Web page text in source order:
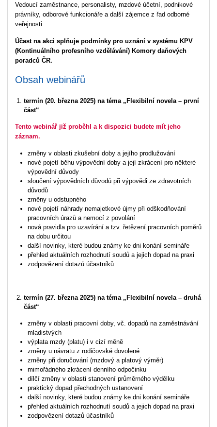
Vedoucí zaměstnance, personalisty, mzdové účetní, podnikové
právníky, odborové funkcionáře a další zájemce z řad odborné
veřejnosti.
Účast na akci splňuje podmínky pro uznání v systému KPV
(Kontinuálního profesního vzdělávání) Komory daňových
poradců ČR.
Obsah webinářů
termín (20. března 2025) na téma „Flexibilní novela – první
část“
Tento webinář již proběhl a k dispozici budete mít jeho
záznam.
změny v oblasti zkušební doby a jejího prodlužování
nové pojetí běhu výpovědní doby a její zkrácení pro některé
výpovědní důvody
sloučení výpovědních důvodů při výpovědi ze zdravotních
důvodů
změny u odstupného
nové pojetí náhrady nemajetkové újmy při odškodňování
pracovních úrazů a nemocí z povolání
nová pravidla pro uzavírání a tzv. řetězení pracovních poměrů
na dobu určitou
další novinky, které budou známy ke dni konání semináře
přehled aktuálních rozhodnutí soudů a jejich dopad na praxi
zodpovězení dotazů účastníků
termín (27. března 2025) na téma „Flexibilní novela – druhá
část“
změny v oblasti pracovní doby, vč. dopadů na zaměstnávání
mladistvých
výplata mzdy (platu) i v cizí měně
změny u návratu z rodičovské dovolené
změny při doručování (mzdový a platový výměr)
mimořádného zkrácení denního odpočinku
dílčí změny v oblasti stanovení průměrného výdělku
praktický dopad přechodných ustanovení
další novinky, které budou známy ke dni konání semináře
přehled aktuálních rozhodnutí soudů a jejich dopad na praxi
zodpovězení dotazů účastníků